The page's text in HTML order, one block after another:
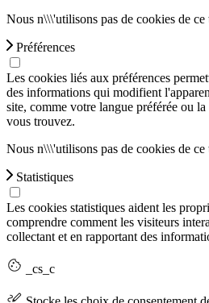
Nous n\\\'utilisons pas de cookies de ce
Préférences
Les cookies liés aux préférences
des informations qui modifient
site, comme votre langue préférée ou
vous trouvez.
Nous n\\\'utilisons pas de cookies de ce
Statistiques
Les cookies statistiques aident les
comprendre comment les visiteurs
collectant et en rapportant des
_cs_c